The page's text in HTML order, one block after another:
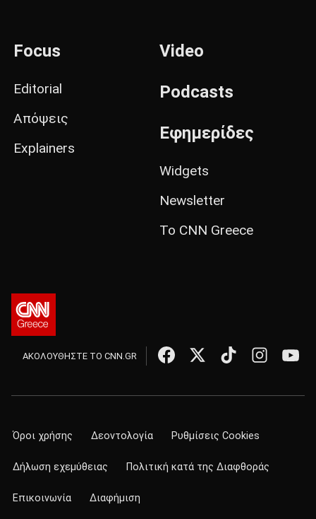
Focus
Editorial
Απόψεις
Explainers
Video
Podcasts
Εφημερίδες
Widgets
Newsletter
Το CNN Greece
ΑΚΟΛΟΥΘΗΣΤΕ ΤΟ CNN.GR
Όροι χρήσης Δεοντολογία Ρυθμίσεις Cookies
Δήλωση εχεμύθειας Πολιτική κατά της Διαφθοράς
Επικοινωνία Διαφήμιση